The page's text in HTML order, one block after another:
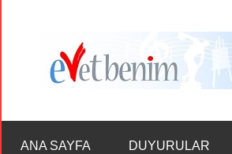
ANA SAYFA DUYURULAR